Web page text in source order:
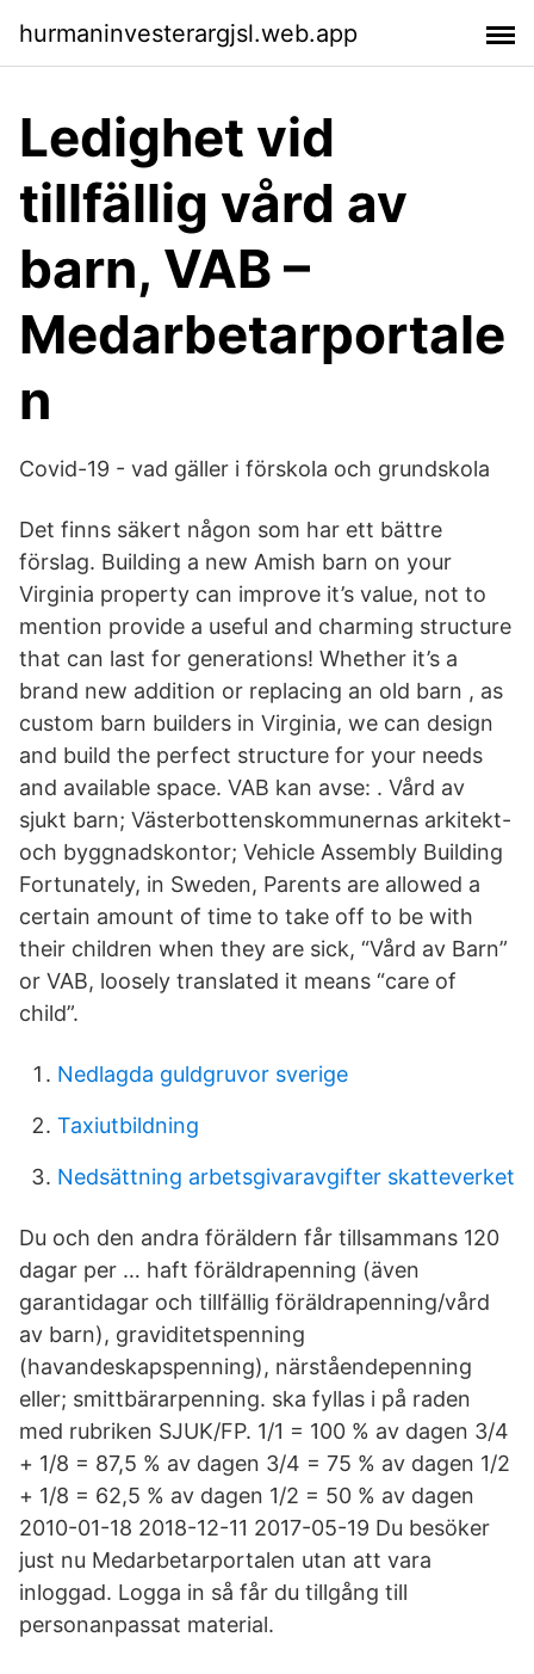
hurmaninvesterargjsl.web.app
Ledighet vid
tillfällig vård av
barn, VAB –
Medarbetarportale
n
Covid-19 - vad gäller i förskola och grundskola
Det finns säkert någon som har ett bättre
förslag. Building a new Amish barn on your
Virginia property can improve it’s value, not to
mention provide a useful and charming structure
that can last for generations! Whether it’s a
brand new addition or replacing an old barn , as
custom barn builders in Virginia, we can design
and build the perfect structure for your needs
and available space. VAB kan avse: . Vård av
sjukt barn; Västerbottenskommunernas arkitekt-
och byggnadskontor; Vehicle Assembly Building
Fortunately, in Sweden, Parents are allowed a
certain amount of time to take off to be with
their children when they are sick, “Vård av Barn”
or VAB, loosely translated it means “care of
child”.
Nedlagda guldgruvor sverige
Taxiutbildning
Nedsättning arbetsgivaravgifter skatteverket
Du och den andra föräldern får tillsammans 120
dagar per … haft föräldrapenning (även
garantidagar och tillfällig föräldrapenning/vård
av barn), graviditetspenning
(havandeskapspenning), närståendepenning
eller; smittbärarpenning. ska fyllas i på raden
med rubriken SJUK/FP. 1/1 = 100 % av dagen 3/4
+ 1/8 = 87,5 % av dagen 3/4 = 75 % av dagen 1/2
+ 1/8 = 62,5 % av dagen 1/2 = 50 % av dagen
2010-01-18 2018-12-11 2017-05-19 Du besöker
just nu Medarbetarportalen utan att vara
inloggad. Logga in så får du tillgång till
personanpassat material.